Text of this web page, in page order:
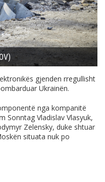
gjenden rregullisht
Ukrainën.
nga kompanitë
Sonntag Vladislav Vlasyuk,
Zelensky, duke shtuar
situata nuk po